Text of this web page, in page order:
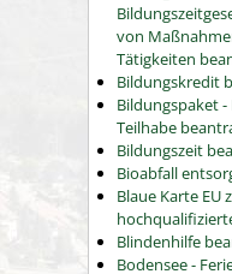
von
Tätigkeiten
Bildungskredit
Bildungspaket
Teilhabe
Bildungszeit
Bioabfall
Blaue Karte EU
Blindenhilfe
Bodensee -